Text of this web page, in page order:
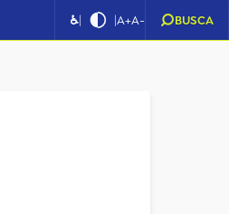
♿| |A+A- BUSCA